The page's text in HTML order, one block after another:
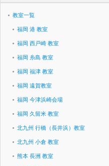
教室一覧
福岡 港 教室
福岡 西戸崎 教室
福岡 糸島 教室
福岡 福津 教室
福岡 遠賀教室
福岡 今津浜崎会場
福岡 久留米 教室
北九州 行橋（長井浜）教室
北九州 小倉 教室
熊本 長洲 教室